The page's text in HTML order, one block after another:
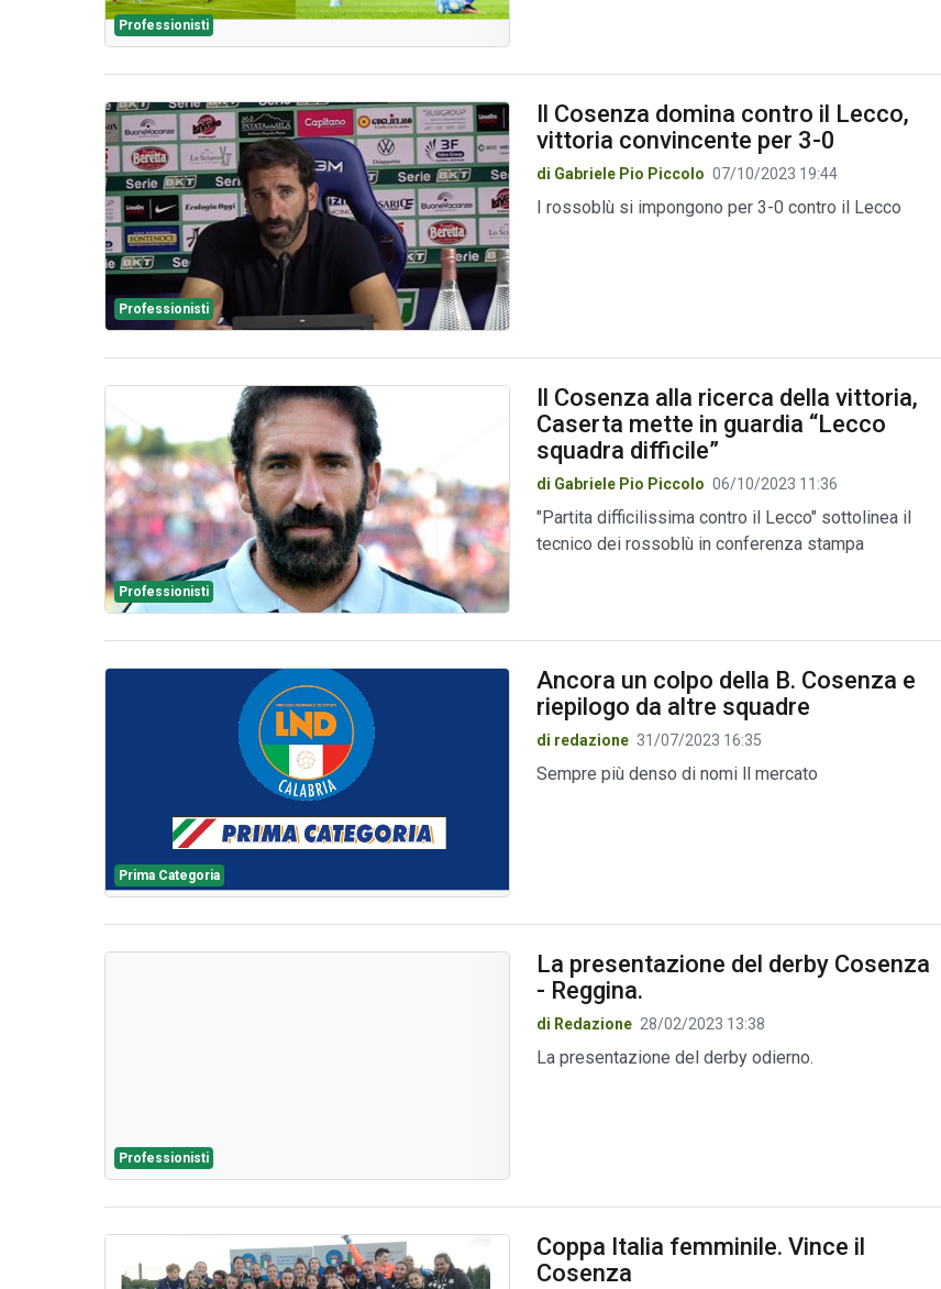
Professionisti
Professionisti
Il Cosenza domina contro il Lecco,
vittoria convincente per 3-0
di Gabriele Pio Piccolo 07/10/2023 19:44
I rossoblù si impongono per 3-0 contro il Lecco
Professionisti
Il Cosenza alla ricerca della vittoria,
Caserta mette in guardia “Lecco
squadra difficile”
di Gabriele Pio Piccolo 06/10/2023 11:36
"Partita difficilissima contro il Lecco" sottolinea il
tecnico dei rossoblù in conferenza stampa
Prima Categoria
Ancora un colpo della B. Cosenza e
riepilogo da altre squadre
di redazione 31/07/2023 16:35
Sempre più denso di nomi ll mercato
Professionisti
La presentazione del derby Cosenza
- Reggina.
di Redazione 28/02/2023 13:38
La presentazione del derby odierno.
Coppa Italia femminile. Vince il
Cosenza